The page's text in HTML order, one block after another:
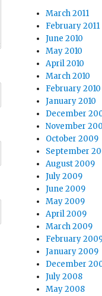
March 2011
February 2011
June 2010
May 2010
April 2010
March 2010
February 2010
January 2010
December
November
October 2009
September
August 2009
July 2009
June 2009
May 2009
April 2009
March 2009
February
January 2009
December
July 2008
May 2008